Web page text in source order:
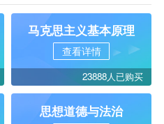
马克思主义基本原理
查看详情
23888人已购买
思想道德与法治